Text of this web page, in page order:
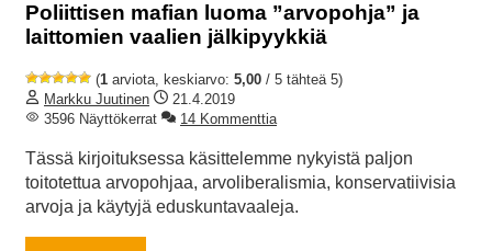
Poliittisen mafian luoma ”arvopohja” ja
laittomien vaalien jälkipyykkiä
(1 arviota, keskiarvo: 5,00 / 5 tähteä 5)
Markku Juutinen
21.4.2019
3596 Näyttökerrat
14 Kommenttia
Tässä kirjoituksessa käsittelemme nykyistä paljon
toitotettua arvopohjaa, arvoliberalismia, konservatiivisia
arvoja ja käytyjä eduskuntavaaleja.